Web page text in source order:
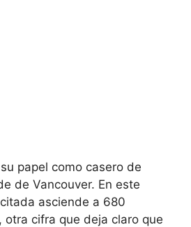
papel como casero de
de Vancouver. En este
asciende a 680
otra cifra que deja claro que